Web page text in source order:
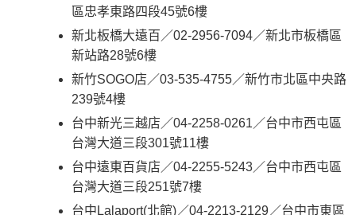
區忠孝東路四段45號6樓
新北板橋大遠百／02-2956-7094／新北市板橋區
新站路28號6樓
新竹SOGO店／03-535-4755／新竹市北區中央路
239號4樓
台中新光三越店／04-2258-0261／台中市西屯區
台灣大道三段301號11樓
台中遠東百貨店／04-2255-5243／台中市西屯區
台灣大道三段251號7樓
台中Lalaport(北館)／04-2213-2129／台中市東區